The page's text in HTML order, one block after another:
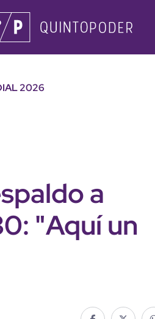
2026
a
"Aquí un